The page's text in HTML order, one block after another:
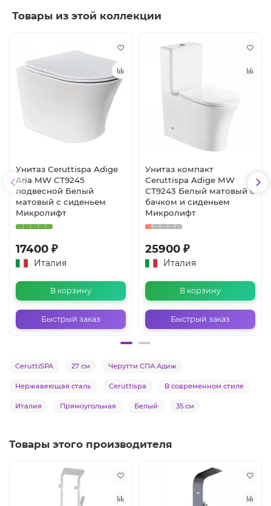
Товары из этой коллекции
Унитаз Ceruttispa Adige
Aria MW CT9245
подвесной Белый
матовый с сиденьем
Микролифт
17400 ₽
Италия
В корзину
Быстрый заказ
Унитаз компакт
Ceruttispa Adige MW
CT9243 Белый матовый с
бачком и сиденьем
Микролифт
25900 ₽
Италия
В корзину
Быстрый заказ
CeruttiSPA 27 см Черутти СПА Адиж
Нержавеющая сталь Ceruttispa В современном стиле
Италия Прямоугольная Белый 35 см
Товары этого производителя